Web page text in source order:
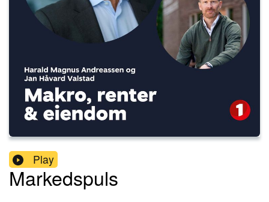
Play
Markedspuls